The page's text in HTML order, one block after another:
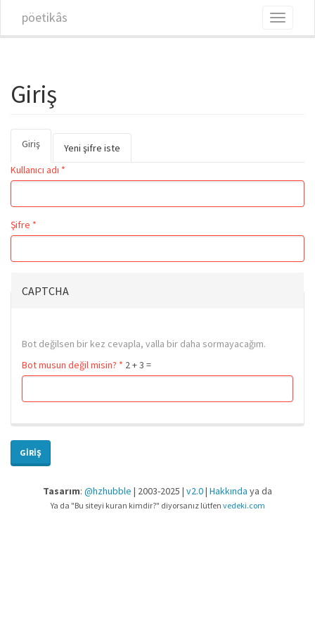
pöetikâs
Toggle
Giriş
Birincil sekmeler
Giriş
Yeni şifre iste
Kullanıcı adı *
Şifre *
CAPTCHA
Bot değilsen bir kez cevapla, valla bir daha sormayacağım.
Bot musun değil misin? * 2 + 3 =
GIRIŞ
Tasarım: @hzhubble | 2003-2025 | v2.0| Hakkında ya da
Ya da "Bu siteyi kuran kimdir?" diyorsanız lütfen vedeki.com